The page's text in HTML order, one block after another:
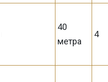
40
метра
4